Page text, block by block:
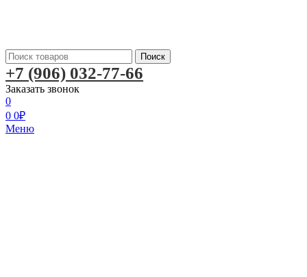
Поиск
+7 (906) 032-77-66
Заказать звонок
0
0 0₽
Меню